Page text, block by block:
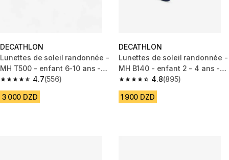
DECATHLON
Lunettes de soleil randonnée -
MH T500 - enfant 6-10 ans -
catégorie 4
4.7
4.7 out of 5 stars from 556 reviews
(556)
3 000 DZD
DECATHLON
Lunettes de soleil randonnée -
MH B140 - enfant 2 - 4 ans -
catégorie 3 bleu
4.8
4.8 out of 5 stars from 895
(895)
1 900 DZD